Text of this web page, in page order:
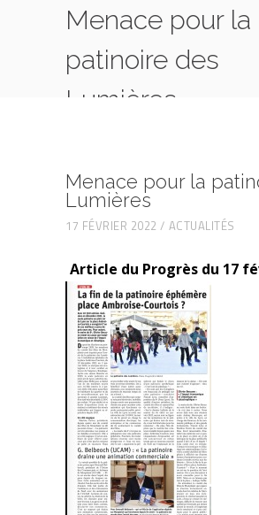
Menace pour la
patinoire des
Lumières
Menace pour la
Lumières
17 FÉVRIER 2022 ACTUALITÉS
Article du Progrès du 17